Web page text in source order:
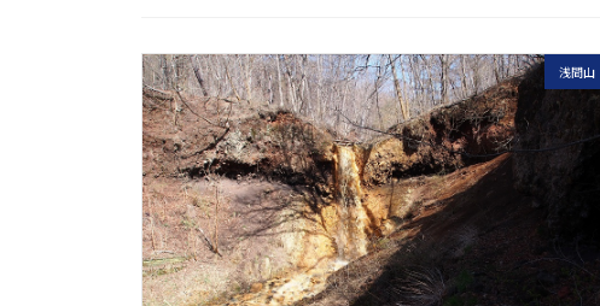
浅間山